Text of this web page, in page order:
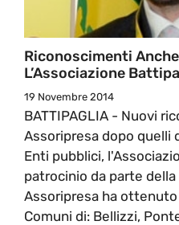
Riconoscimenti
L’Associazione
19 Novembre 2014
BATTIPAGLIA - Nuovi
Assoripresa dopo quelli
Enti pubblici,
patrocinio da parte
Assoripresa ha
Comuni di: Bellizzi,